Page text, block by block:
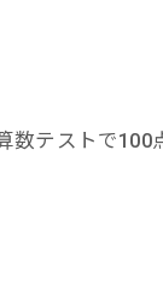
数テストで100